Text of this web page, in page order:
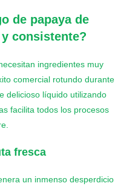
de papaya de
consistente?
ingredientes muy
comercial rotundo durante
delicioso líquido utilizando
facilita todos los procesos
fresca
un inmenso desperdicio